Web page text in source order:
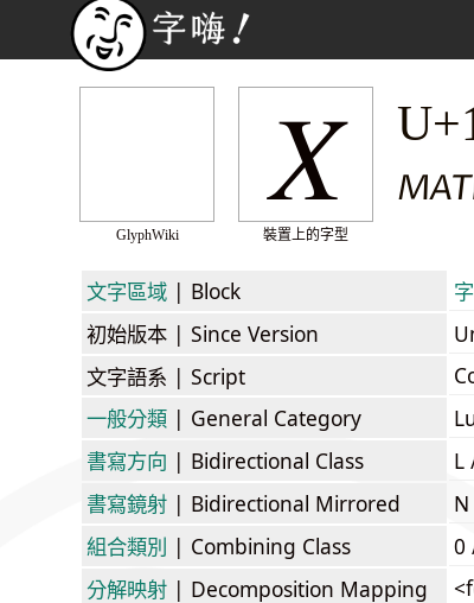
GlyphWiki
𝛸
裝置上的字型
文字區域 | Block
初始版本 | Since Version
文字語系 | Script
一般分類 | General Category
書寫方向 | Bidirectional Class
L
書寫鏡射 | Bidirectional Mirrored
組合類別 | Combining Class
0
分解映射 | Decomposition Mapping